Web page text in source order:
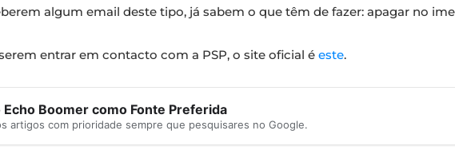
algum email deste tipo, já sabem o que têm de fazer: apagar no
entrar em contacto com a PSP, o site oficial é este.
Echo Boomer como Fonte Preferida
artigos com prioridade sempre que pesquisares no Google.